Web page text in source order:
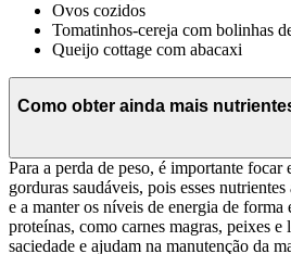
Ovos cozidos
Tomatinhos-cereja com bolinhas
Queijo cottage com abacaxi
Como obter ainda mais
Para a perda de peso, é importante focar
gorduras saudáveis, pois esses
e a manter os níveis de energia de
proteínas, como carnes magras, peixes
saciedade e ajudam na manutenção da